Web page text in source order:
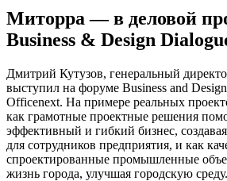
Миторра — в деловой
Business & Design
Дмитрий Кутузов, генеральный
выступил на форуме Business and
Officenext. На примере реальных
как грамотные проектные решения
эффективный и гибкий бизнес,
для сотрудников предприятия, и как
спроектированные промышленные
жизнь города, улучшая городскую среду.